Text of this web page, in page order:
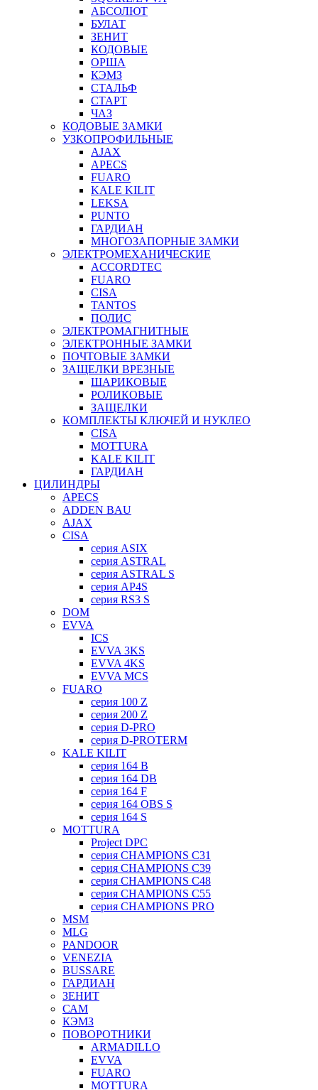
АБСОЛЮТ
БУЛАТ
ЗЕНИТ
КОДОВЫЕ
ОРША
КЭМЗ
СТАЛЬФ
СТАРТ
ЧАЗ
КОДОВЫЕ ЗАМКИ
УЗКОПРОФИЛЬНЫЕ
AJAX
APECS
FUARO
KALE KILIT
LEKSA
PUNTO
ГАРДИАН
МНОГОЗАПОРНЫЕ ЗАМКИ
ЭЛЕКТРОМЕХАНИЧЕСКИЕ
ACCORDTEC
FUARO
CISA
TANTOS
ПОЛИС
ЭЛЕКТРОМАГНИТНЫЕ
ЭЛЕКТРОННЫЕ ЗАМКИ
ПОЧТОВЫЕ ЗАМКИ
ЗАЩЕЛКИ ВРЕЗНЫЕ
ШАРИКОВЫЕ
РОЛИКОВЫЕ
ЗАЩЕЛКИ
КОМПЛЕКТЫ КЛЮЧЕЙ И НУКЛЕО
CISA
MOTTURA
KALE KILIT
ГАРДИАН
ЦИЛИНДРЫ
APECS
ADDEN BAU
AJAX
CISA
серия ASIX
серия ASTRAL
серия ASTRAL S
серия AP4S
серия RS3 S
DOM
EVVA
ICS
EVVA 3KS
EVVA 4KS
EVVA MCS
FUARO
серия 100 Z
серия 200 Z
серия D-PRO
серия D-PROTERM
KALE KILIT
серия 164 B
серия 164 DB
серия 164 F
серия 164 OBS S
серия 164 S
MOTTURA
Project DPC
серия CHAMPIONS C31
серия CHAMPIONS C39
серия CHAMPIONS C48
серия CHAMPIONS C55
серия CHAMPIONS PRO
MSM
MLG
PANDOOR
VENEZIA
BUSSARE
ГАРДИАН
ЗЕНИТ
САМ
КЭМЗ
ПОВОРОТНИКИ
ARMADILLO
EVVA
FUARO
MOTTURA